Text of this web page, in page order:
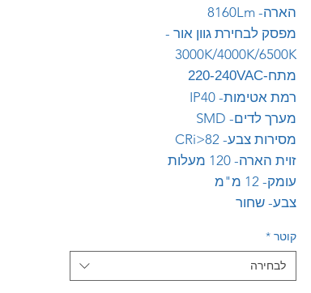
הארה- 8160Lm
מפסק לבחירת גוון אור -
3000K/4000K/6500K
מתח-220-240VAC
רמת אטימות- IP40
מערך לדים- SMD
מסירות צבע- CRi>82
זוית הארה- 120 מעלות
עומק- 12 מ"מ
צבע- שחור
קוטר *
לבחירה